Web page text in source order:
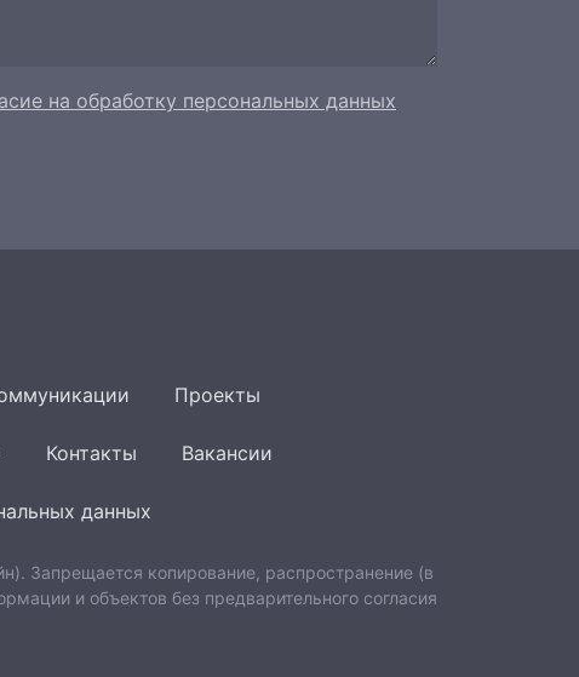
на обработку персональных данных
Проекты
Контакты Вакансии
данных
Запрещается копирование, распространение (в
и объектов без предварительного согласия